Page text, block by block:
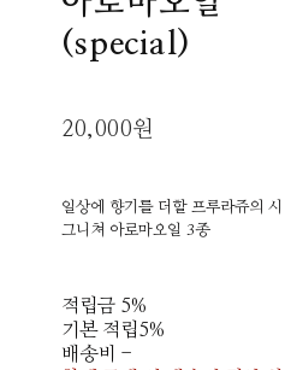
(special)
20,000원
일상에 향기를 더할 프루라쥬의 시
그니쳐 아로마오일 3종
적립금 5%
기본 적립5%
배송비 -